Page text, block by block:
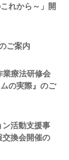
れから～」開
ご案内
療法研修会
の実際』のご
ン活動⽀援事
交換会開催の